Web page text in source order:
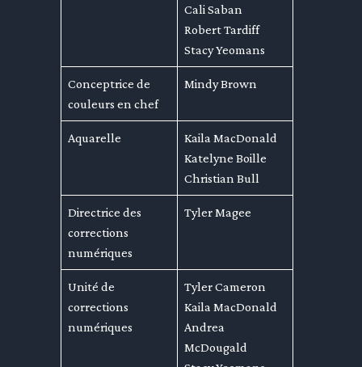
Cali Saban
Robert Tardiff
Stacy Yeomans
Conceptrice de
couleurs en chef
Mindy Brown
Aquarelle
Kaila MacDonald
Katelyne Boille
Christian Bull
Directrice des
corrections
numériques
Tyler Magee
Unité de
corrections
numériques
Tyler Cameron
Kaila MacDonald
Andrea
McDougald